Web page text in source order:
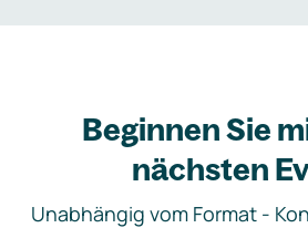
Beginnen Sie
nächsten
Unabhängig vom Format -